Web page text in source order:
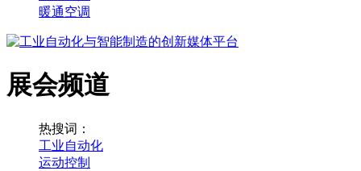
暖通空调
展会频道
热搜词：
工业自动化
运动控制